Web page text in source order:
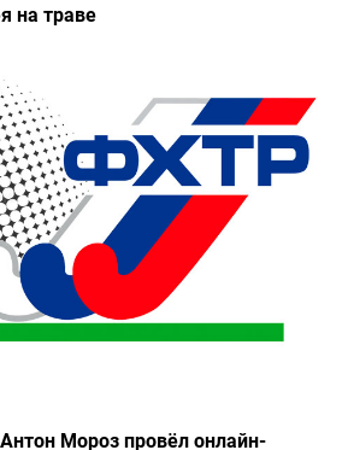
на траве
Мороз провёл онлайн-